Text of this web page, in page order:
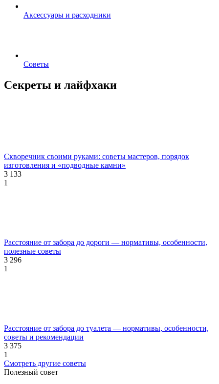
Аксессуары и расходники
Советы
Секреты и лайфхаки
Скворечник своими руками: советы мастеров, порядок
изготовления и «подводные камни»
3 133
1
Расстояние от забора до дороги — нормативы, особенности,
полезные советы
3 296
1
Расстояние от забора до туалета — нормативы, особенности,
советы и рекомендации
3 375
1
Смотреть другие советы
Полезный совет